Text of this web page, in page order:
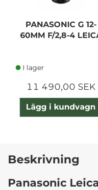
PANASONIC G 12-
60MM F/2,8-4
I lager
11 490,00 SEK
Lägg i kundvagn
Beskrivning
Panasonic